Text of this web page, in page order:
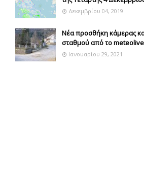
Δεκεμβρίου 04, 2019
Νέα προσθήκη κάμερας
σταθμού από το
Ιανουαρίου 29, 2021